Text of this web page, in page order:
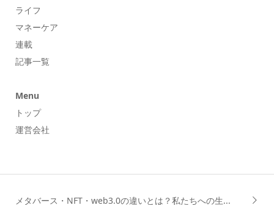
ライフ
マネーケア
連載
記事一覧
Menu
トップ
運営会社
メタバース・NFT・web3.0の違いとは？私たちへの生...